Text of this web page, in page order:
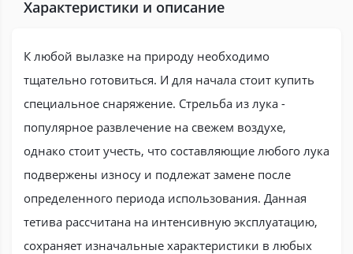
Характеристики и описание
К любой вылазке на природу необходимо
тщательно готовиться. И для начала стоит купить
специальное снаряжение. Стрельба из лука -
популярное развлечение на свежем воздухе,
однако стоит учесть, что составляющие любого лука
подвержены износу и подлежат замене после
определенного периода использования. Данная
тетива рассчитана на интенсивную эксплуатацию,
сохраняет изначальные характеристики в любых